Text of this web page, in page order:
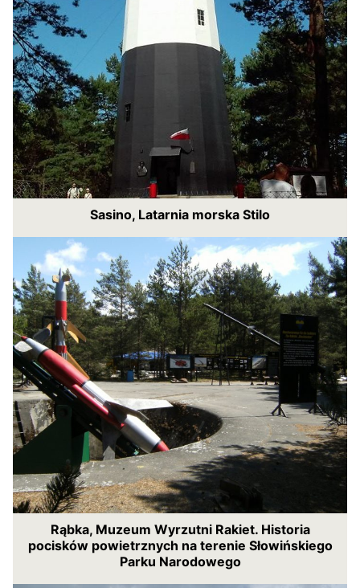
Sasino, Latarnia morska Stilo
Rąbka, Muzeum Wyrzutni Rakiet. Historia
pocisków powietrznych na terenie Słowińskiego
Parku Narodowego